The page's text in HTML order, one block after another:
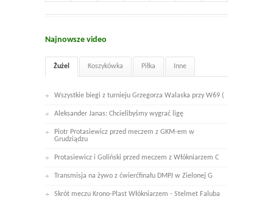
Najnowsze video
Żużel Koszykówka Piłka Inne
Wszystkie biegi z turnieju Grzegorza Walaska przy W69 (
Aleksander Janas: Chcielibyśmy wygrać ligę
Piotr Protasiewicz przed meczem z GKM-em w
Grudziądzu
Protasiewicz i Goliński przed meczem z Włókniarzem C
Transmisja na żywo z ćwierćfinału DMPJ w Zielonej G
Skrót meczu Krono-Plast Włókniarzem - Stelmet Faluba